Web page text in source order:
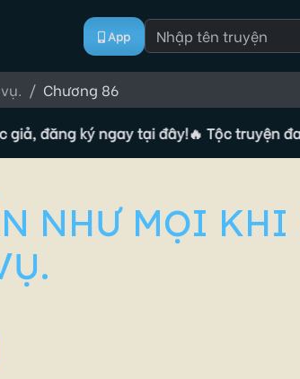
App
Chương 86
ký ngay tại đây!🔥 Tộc truyện đang
NHƯ MỌI KHI